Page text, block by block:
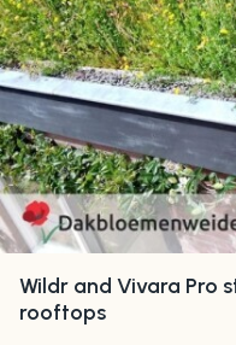
Wildr and Vivara Pro
rooftops